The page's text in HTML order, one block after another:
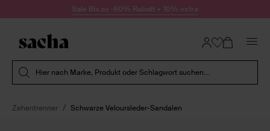
Zum Inhalt springenSale Bis zu -60% Rabatt + 10% extra
Hier nach Marke, Produkt oder Schlagwort suchen...
Zehentrenner Schwarze Veloursleder-Sandalen